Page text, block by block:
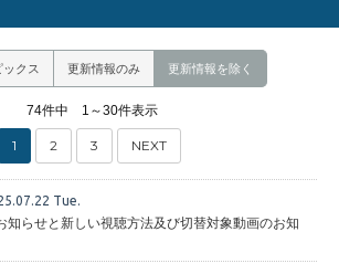
クス 更新情報のみ 更新情報を除く
74件中 1～30件表示
1 2 3 NEXT
Tue.
知らせと新しい視聴方法及び切替対象動画のお知